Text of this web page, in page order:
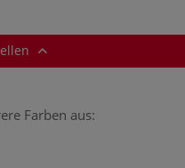
Farben aus: